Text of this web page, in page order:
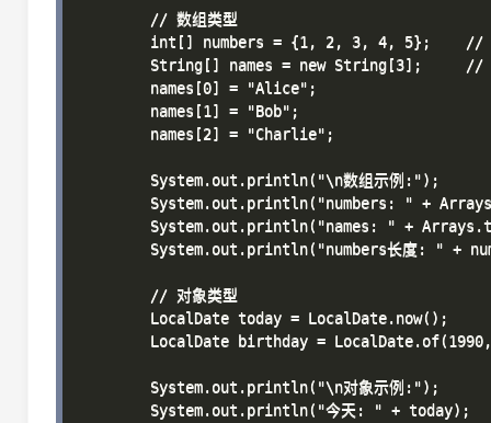
        // 数组类型
int[] numbers = {1, 2, 3, 4, 5};    //
String[] names = new String[3];     //
        names[0] = "Alice";
        names[1] = "Bob";
        names[2] = "Charlie";
        System.out.println("\n数组示例:");
System.out.println("numbers: " +
System.out.println("names: " +
System.out.println("numbers长度: " +
        // 对象类型
        LocalDate today = LocalDate.now();
LocalDate birthday =
        System.out.println("\n对象示例:");
        System.out.println("今天: " + today);